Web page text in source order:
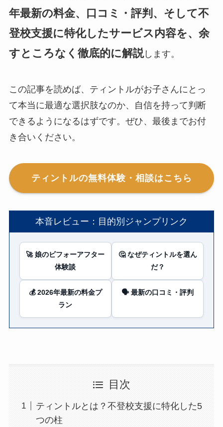
年最新の料金、口コミ・評判、そして不
登校支援に特化したサービス内容を、余
すところなく徹底的に解説します。
この記事を読めば、ティントルがお子さんにとっ
て本当に最適な選択肢なのか、自信を持って判断
できるようになるはずです。ぜひ、最後までお付
き合いください。
ティントルの無料体験・相談はこちら
本音レビュー：目的別ジャンプリンク
🚀 娘のビフォーアフター
体験談
🤔 なぜティントルを選ん
だ？
💰 2026年最新の料金プ
ラン
🗣️ 最新の口コミ・評判
目次
ティントルとは？不登校支援に特化した5
つの柱